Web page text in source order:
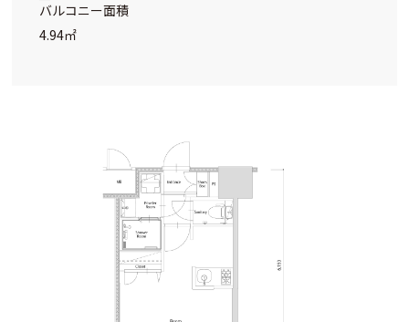
バルコニー面積
4.94㎡